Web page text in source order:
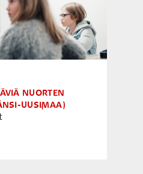
NUORTEN
UUSIMAA)